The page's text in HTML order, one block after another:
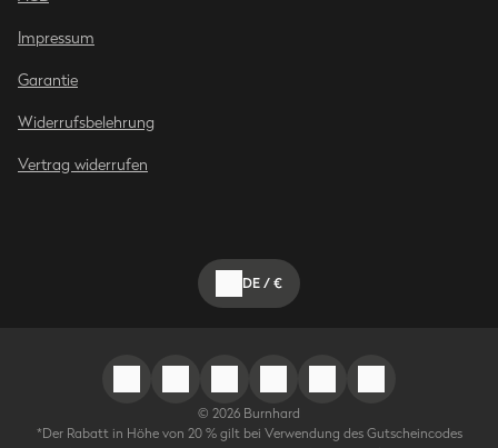
Impressum
Garantie
Widerrufsbelehrung
Vertrag widerrufen
DE/€
© 2026 Burnhard
*Der Rabatt in Höhe von 20 % gilt bei Verwendung des Gutscheincodes